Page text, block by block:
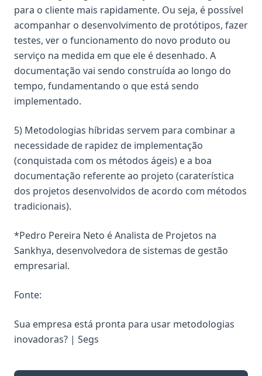
para o cliente mais rapidamente. Ou seja, é possível
acompanhar o desenvolvimento de protótipos, fazer
testes, ver o funcionamento do novo produto ou
serviço na medida em que ele é desenhado. A
documentação vai sendo construída ao longo do
tempo, fundamentando o que está sendo
implementado.
5) Metodologias híbridas servem para combinar a
necessidade de rapidez de implementação
(conquistada com os métodos ágeis) e a boa
documentação referente ao projeto (caraterística
dos projetos desenvolvidos de acordo com métodos
tradicionais).
*Pedro Pereira Neto é Analista de Projetos na
Sankhya, desenvolvedora de sistemas de gestão
empresarial.
Fonte:
Sua empresa está pronta para usar metodologias
inovadoras? | Segs